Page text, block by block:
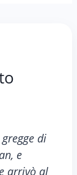
di
e
arrivò al